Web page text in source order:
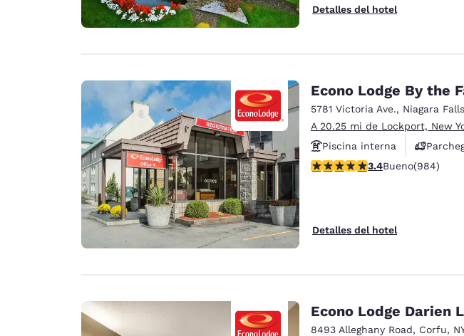
Detalles del hotel
Econo Lodge By the
5781 Victoria Ave., Niagara Falls
A 20.25 mi de Lockport, New
Piscina interna
calificación de 3.37 estrellas.
3.4Bueno(984)
Detalles del hotel
Econo Lodge Darien
8493 Alleghany Road, Corfu, NY